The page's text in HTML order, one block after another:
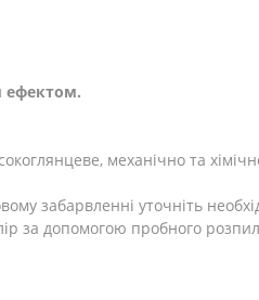
ефектом.
механічно та
забарвленні уточніть
за допомогою пробного